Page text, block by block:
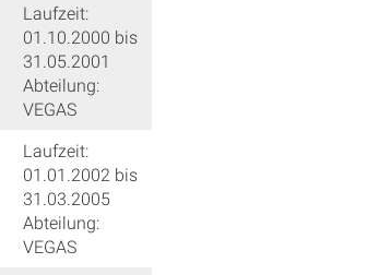
Laufzeit:
01.10.2000 bis
31.05.2001
Abteilung:
VEGAS
Laufzeit:
01.01.2002 bis
31.03.2005
Abteilung:
VEGAS